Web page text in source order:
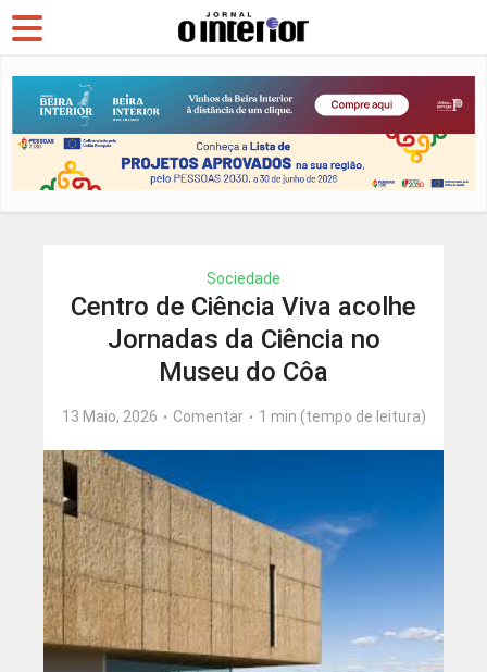
Sociedade
Centro de Ciência Viva acolhe
Jornadas da Ciência no
Museu do Côa
13 Maio, 2026 Comentar 1 min (tempo de leitura)